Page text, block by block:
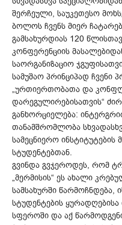
შერჩეული, საუკეთესო
ბოლოს ჩვენს მიერ
გამსახურდიას 120
კონფერენციის
საორგანიზაციო
სამუშაო პრინციპად ჩვენი
„ურთიერთობათა და
დარეგულირებისათვის“
განხორციელება:
თანამშრომლობა
სამეცნიერო
სტუდენტებთან.
გვინდა გვჯეროდეს, რომ
„მერმისის“ ეს ახალი
სამსახურში წარმოჩნდება,
სტუდენტების
სფეროში და აქ